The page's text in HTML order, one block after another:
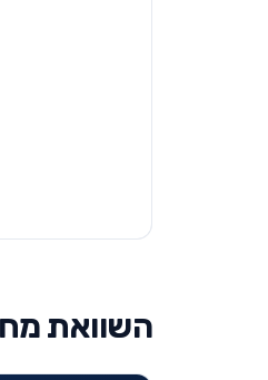
השוואת